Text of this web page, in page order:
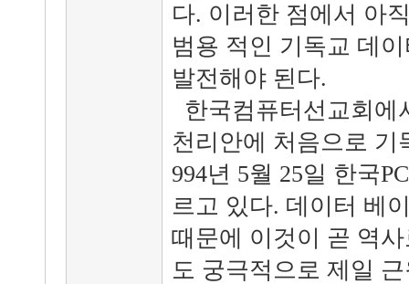
다. 이러한 점에서 아
범용 적인 기독교 데
발전해야 된다.
한국컴퓨터선교회에
천리안에 처음으로 기
994년 5월 25일 한국
르고 있다. 데이터 베
때문에 이것이 곧 역
도 궁극적으로 제일